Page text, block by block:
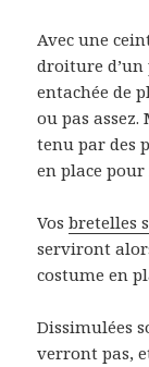
Avec une
droiture
entachée de
ou pas
tenu par des
en place
Vosbretelles
serviront
costume en
Dissimulées
verront pas,